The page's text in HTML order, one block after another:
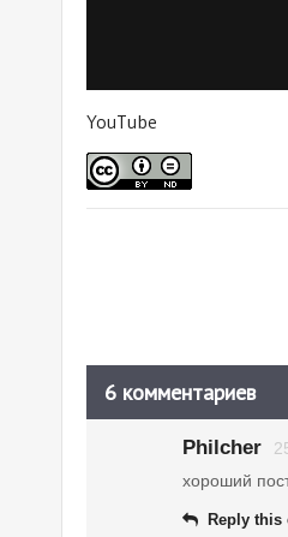
YouTube
6 комментариев
Philcher
хороший
Reply this